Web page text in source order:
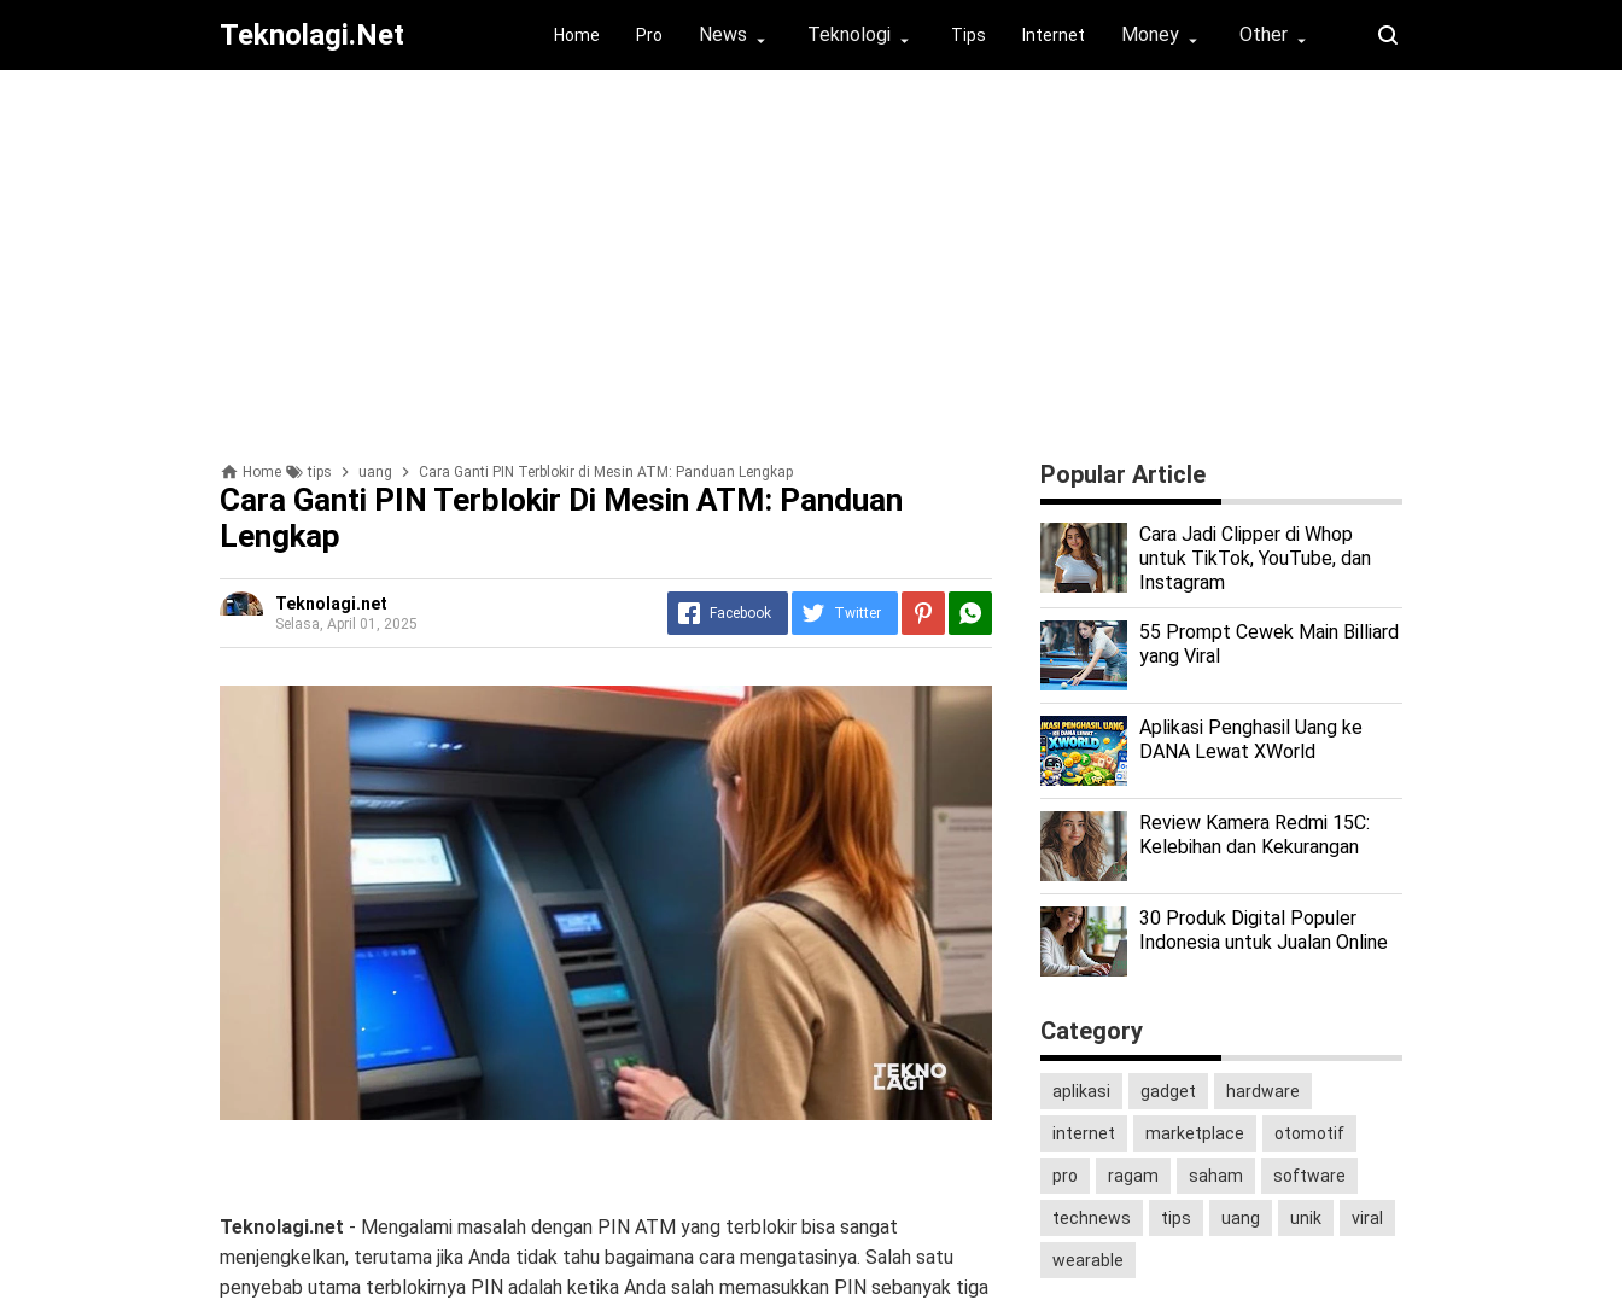
Teknolagi.net Home Pro News ⏶ Teknologi ⏶ Tips Internet Money ⏶ Other ⏶
Home tips uang Cara Ganti PIN Terblokir di Mesin ATM: Panduan Lengkap
Cara Ganti PIN Terblokir Di Mesin ATM: Panduan
Lengkap
Teknolagi.net
Selasa, April 01, 2025
Facebook Twitter
Teknolagi.net - Mengalami masalah dengan PIN ATM yang terblokir bisa sangat
menjengkelkan, terutama jika Anda tidak tahu bagaimana cara mengatasinya. Salah satu
penyebab utama terblokirnya PIN adalah ketika Anda salah memasukkan PIN sebanyak tiga
Popular Article
Cara Jadi Clipper di Whop
untuk TikTok, YouTube, dan
Instagram
55 Prompt Cewek Main Billiard
yang Viral
Aplikasi Penghasil Uang ke
DANA Lewat XWorld
Review Kamera Redmi 15C:
Kelebihan dan Kekurangan
30 Produk Digital Populer
Indonesia untuk Jualan Online
Category
aplikasi gadget hardware
internet marketplace otomotif
pro ragam saham software
technews tips uang unik viral
wearable